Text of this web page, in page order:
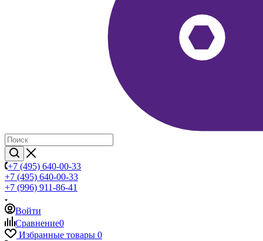
+7 (495) 640-00-33
+7 (495) 640-00-33
+7 (996) 911-86-41
Войти
Сравнение0
Избранные товары 0